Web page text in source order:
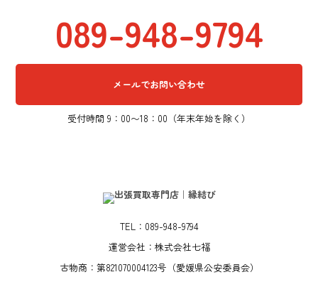
089-948-9794
メールでお問い合わせ
受付時間 9：00〜18：00（年末年始を除く）
TEL：089-948-9794
運営会社：株式会社七福
古物商：第821070004123号（愛媛県公安委員会）